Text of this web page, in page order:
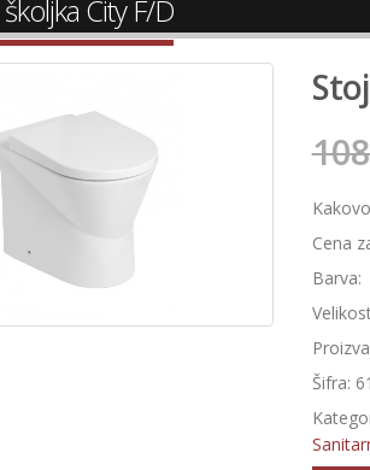
City F/D
Cena
Barva:
Šifra: